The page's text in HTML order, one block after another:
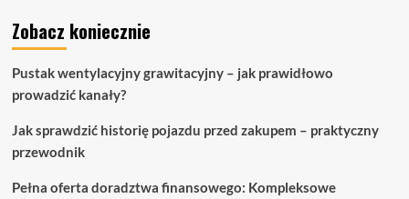
Zobacz koniecznie
Pustak wentylacyjny grawitacyjny – jak prawidłowo
prowadzić kanały?
Jak sprawdzić historię pojazdu przed zakupem – praktyczny
przewodnik
Pełna oferta doradztwa finansowego: Kompleksowe